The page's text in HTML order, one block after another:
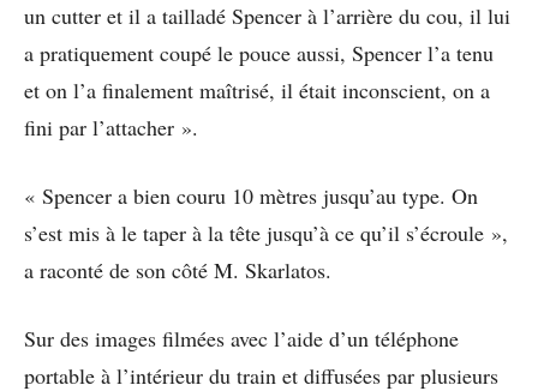
un cutter et il a tailladé Spencer à l’arrière du cou, il lui
a pratiquement coupé le pouce aussi, Spencer l’a tenu
et on l’a finalement maîtrisé, il était inconscient, on a
fini par l’attacher ».
« Spencer a bien couru 10 mètres jusqu’au type. On
s’est mis à le taper à la tête jusqu’à ce qu’il s’écroule »,
a raconté de son côté M. Skarlatos.
Sur des images filmées avec l’aide d’un téléphone
portable à l’intérieur du train et diffusées par plusieurs